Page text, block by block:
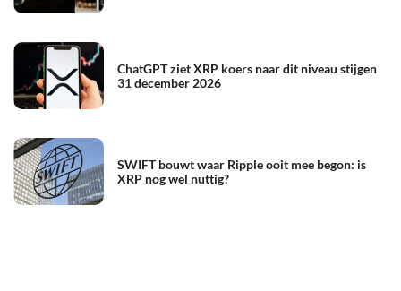
ChatGPT ziet XRP koers naar dit niveau stijgen
31 december 2026
SWIFT bouwt waar Ripple ooit mee begon: is
XRP nog wel nuttig?